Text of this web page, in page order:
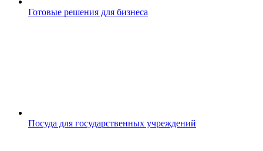
Готовые решения для бизнеса
Посуда для государственных учреждений